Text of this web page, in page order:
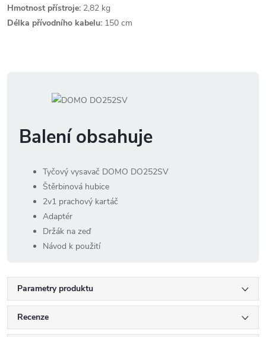
Hmotnost přístroje: 2,82 kg
Délka přívodního kabelu: 150 cm
Balení obsahuje
Tyčový vysavač DOMO DO252SV
Štěrbinová hubice
2v1 prachový kartáč
Adaptér
Držák na zeď
Návod k použití
Parametry produktu
Recenze